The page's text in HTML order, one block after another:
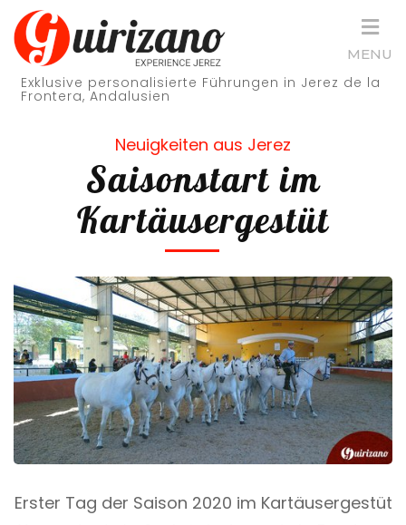
Skip
to
content
(Press
Exklusive personalisierte Führungen in Jerez de la
Frontera, Andalusien
MENU
Neuigkeiten aus Jerez
Saisonstart im
Kartäusergestüt
Erster Tag der Saison 2020 im Kartäusergestüt